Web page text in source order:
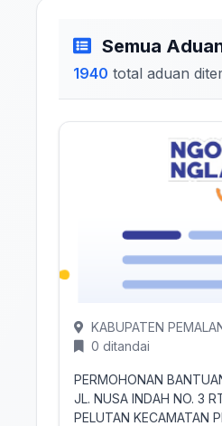
Semua
1940 total aduan
KABUPATEN
0 ditandai
PERMOHONAN
JL. NUSA INDAH NO. 3
PELUTAN KECAMATAN